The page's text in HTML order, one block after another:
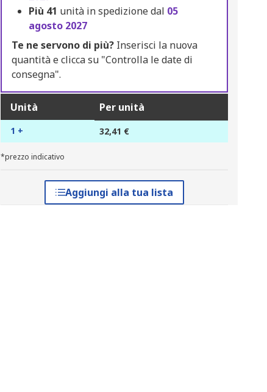
Più 41 unità in spedizione dal 05
agosto 2027
Te ne servono di più?Inserisci la nuova
quantità e clicca su "Controlla le date di
consegna".
Unità Per unità
1 + 32,41 €
*prezzo indicativo
Aggiungi alla tua lista